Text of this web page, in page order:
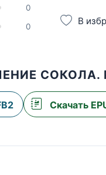
0
0 В
СОКОЛА.
Скачать